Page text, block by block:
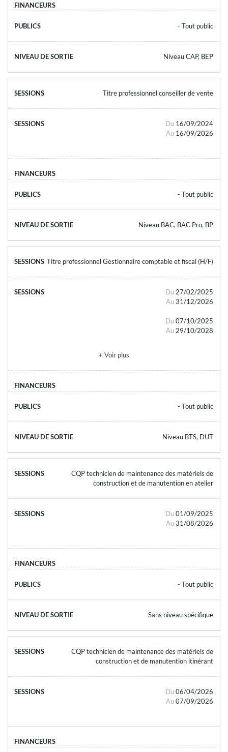
- Tout public
Niveau CAP, BEP
Titre professionnel conseiller de vente
Du 16/09/2024
Au 16/09/2026
- Tout public
Niveau BAC, BAC Pro, BP
Titre professionnel Gestionnaire comptable et fiscal (H/F)
Du 27/02/2025
Au 31/12/2026
Du 07/10/2025
Au 29/10/2028
+ Voir plus
- Tout public
Niveau BTS, DUT
CQP technicien de maintenance des matériels de
construction et de manutention en atelier
Du 01/09/2025
Au 31/08/2026
- Tout public
Sans niveau spécifique
CQP technicien de maintenance des matériels de
construction et de manutention itinérant
Du 06/04/2026
Au 07/09/2026